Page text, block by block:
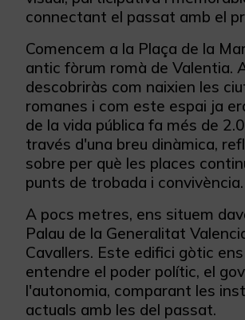
connectant el passat amb el
Comencem a la Plaça de la
antic fòrum romà de Valentia.
descobriràs com naixien les
romanes i com este espai ja
de la vida pública fa més de
través d'una breu dinàmica,
sobre per què les places
punts de trobada i convivència.
A pocs metres, ens situem
Palau de la Generalitat
Cavallers. Este edifici gòtic
entendre el poder polític, el
l'autonomia, comparant les
actuals amb les del passat.